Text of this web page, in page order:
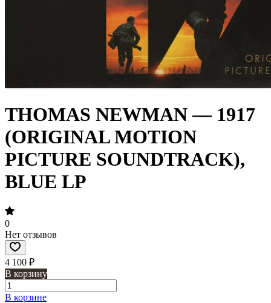
THOMAS NEWMAN — 1917
(ORIGINAL MOTION
PICTURE SOUNDTRACK),
BLUE LP
0
Нет отзывов
4 100 ₽
В корзину
В корзине